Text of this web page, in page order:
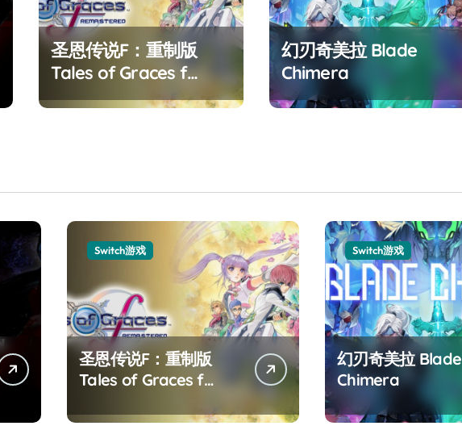
圣恩传说F：重制版
Tales of Graces f
Remastered
幻刃奇美拉 Blade
Chimera
Switch游戏
圣恩传说F：重制版
Tales of Graces f
Switch游戏
幻刃奇美拉 Blade
Chimera